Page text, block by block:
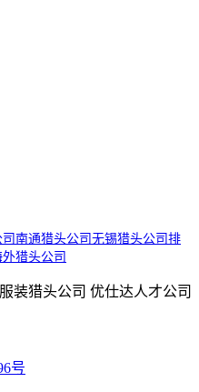
南通猎头公司无锡猎头公司排
外猎头公司
装猎头公司 优仕达人才公司
号